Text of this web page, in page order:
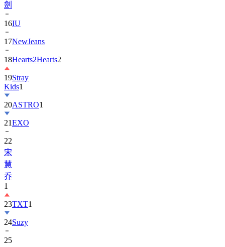
劍
16IU
17NewJeans
18Hearts2Hearts2
19Stray
Kids1
20ASTRO1
21EXO
22
宋
慧
乔
1
23TXT1
24Suzy
25